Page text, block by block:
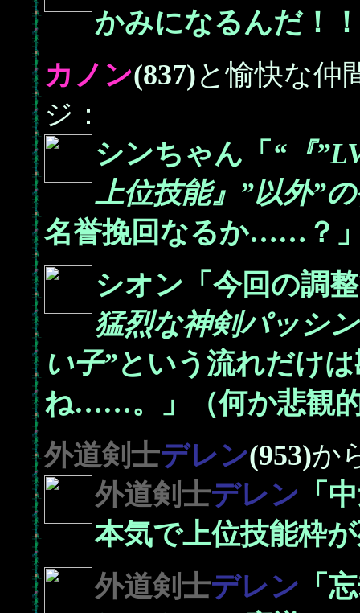
かみになるんだ
カノン(837)と愉快な仲
ジ：
シンちゃん「 “『
上位技能』”以外”
名誉挽回なるか……？
シオン「今回の調
猛烈な神剣パッシ
い子”という流れだけ
ね……。」（何か悲観
外道剣士デレン(953)か
外道剣士デレン 「
本気で上位技能枠
外道剣士デレン 「